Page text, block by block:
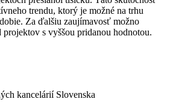
trendu, ktorý je možné na trhu
Za ďalšiu zaujímavosť možno
s vyššou pridanou hodnotou.
kancelárií Slovenska